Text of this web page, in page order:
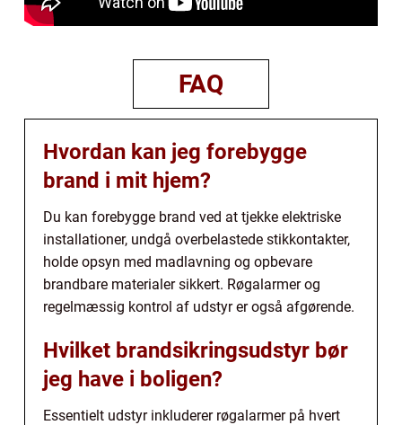
FAQ
Hvordan kan jeg forebygge
brand i mit hjem?
Du kan forebygge brand ved at tjekke elektriske
installationer, undgå overbelastede stikkontakter,
holde opsyn med madlavning og opbevare
brandbare materialer sikkert. Røgalarmer og
regelmæssig kontrol af udstyr er også afgørende.
Hvilket brandsikringsudstyr bør
jeg have i boligen?
Essentielt udstyr inkluderer røgalarmer på hvert